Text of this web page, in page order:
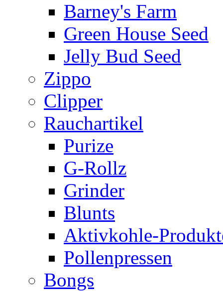
Barney's Farm
Green House Seed
Jelly Bud Seed
Zippo
Clipper
Rauchartikel
Purize
G-Rollz
Grinder
Blunts
Aktivkohle-
Pollenpressen
Bongs